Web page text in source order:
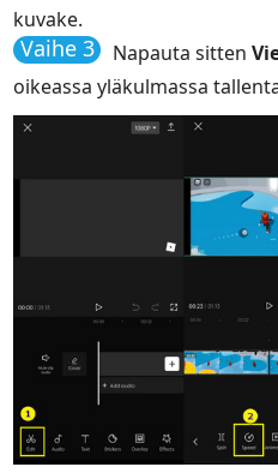
kuvake.
Vaihe 3 Napauta sitten
oikeassa yläkulmassa